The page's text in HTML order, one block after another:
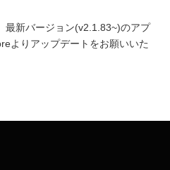
新バージョン(v2.1.83~)のアプ
よりアップデートをお願いいた